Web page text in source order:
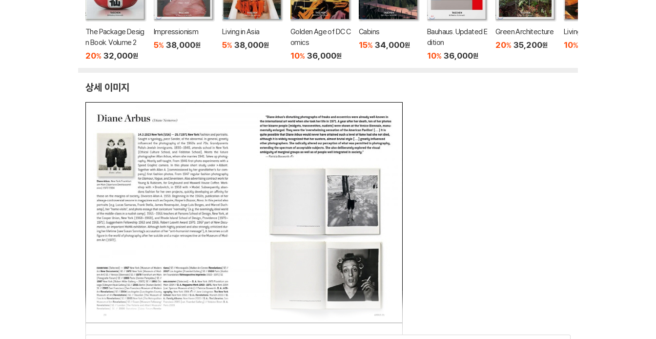
The Package Desig
n Book. Volume 2
20% 32,000원
Impressionism
5% 38,000원
Living in Asia
5% 38,000원
Golden Age of DC C
omics
10% 36,000원
Cabins
15% 34,000원
Bauhaus. Updated E
dition
10% 36,000원
Green Architecture
20% 35,200원
Living in Bali
10%
상세 이미지